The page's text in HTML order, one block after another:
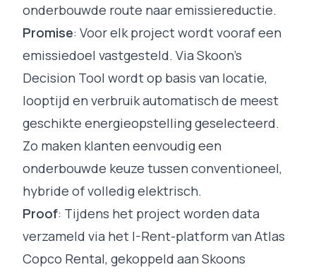
onderbouwde route naar emissiereductie.
Promise: Voor elk project wordt vooraf een
emissiedoel vastgesteld. Via Skoon’s
Decision Tool wordt op basis van locatie,
looptijd en verbruik automatisch de meest
geschikte energieopstelling geselecteerd.
Zo maken klanten eenvoudig een
onderbouwde keuze tussen conventioneel,
hybride of volledig elektrisch.
Proof: Tijdens het project worden data
verzameld via het I-Rent-platform van Atlas
Copco Rental, gekoppeld aan Skoons